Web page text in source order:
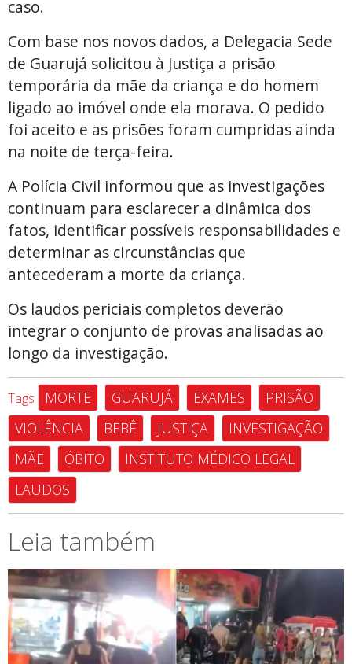
caso.
Com base nos novos dados, a Delegacia Sede
de Guarujá solicitou à Justiça a prisão
temporária da mãe da criança e do homem
ligado ao imóvel onde ela morava. O pedido
foi aceito e as prisões foram cumpridas ainda
na noite de terça-feira.
A Polícia Civil informou que as investigações
continuam para esclarecer a dinâmica dos
fatos, identificar possíveis responsabilidades e
determinar as circunstâncias que
antecederam a morte da criança.
Os laudos periciais completos deverão
integrar o conjunto de provas analisadas ao
longo da investigação.
Tags MORTE GUARUJÁ EXAMES
PRISÃO
VIOLÊNCIA
BEBÊ JUSTIÇA
INVESTIGAÇÃO
MÃE
ÓBITO
INSTITUTO MÉDICO LEGAL
LAUDOS
Leia também